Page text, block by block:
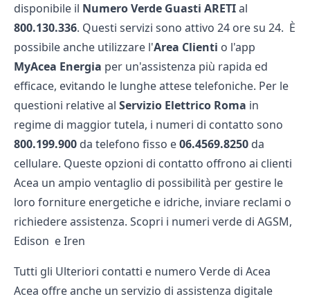
disponibile il Numero Verde Guasti ARETIal
800.130.336. Questi servizi sono attivo 24 ore su 24. È
possibile anche utilizzare l'Area Clienti o l'app
MyAcea Energia per un'assistenza più rapida ed
efficace, evitando le lunghe attese telefoniche. Per le
questioni relative al Servizio Elettrico Roma in
regime di maggior tutela, i numeri di contatto sono
800.199.900 da telefono fisso e06.4569.8250 da
cellulare. Queste opzioni di contatto offrono ai clienti
Acea un ampio ventaglio di possibilità per gestire le
loro forniture energetiche e idriche, inviare reclami o
richiedere assistenza. Scopri i numeri verde di AGSM,
Edison eIren
Tutti gli Ulteriori contatti e numero Verde di Acea
Acea offre anche un servizio di assistenza digitale